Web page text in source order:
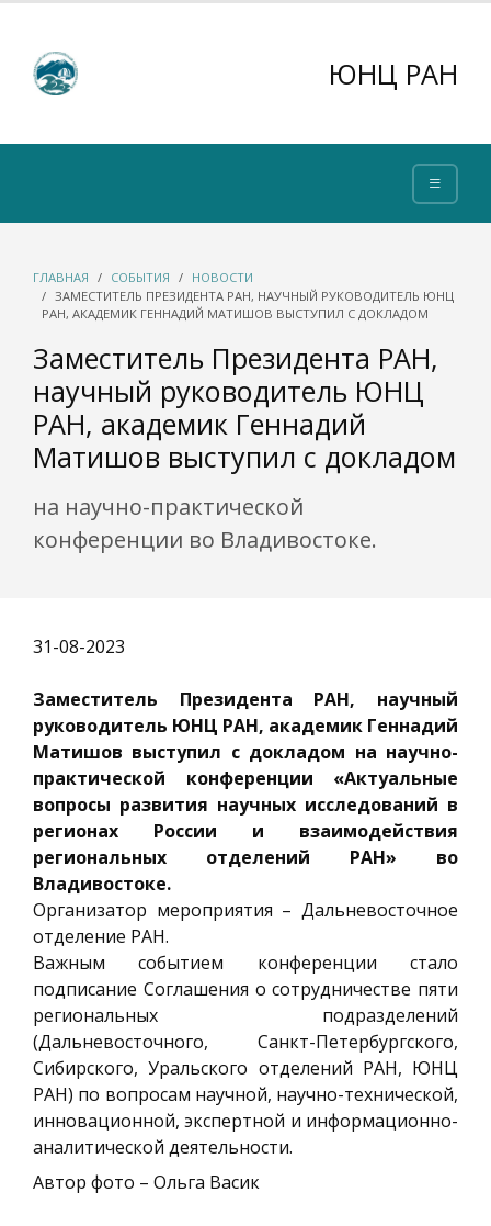
ЮНЦ РАН
ГЛАВНАЯ СОБЫТИЯ
НОВОСТИ
ЗАМЕСТИТЕЛЬ ПРЕЗИДЕНТА РАН, НАУЧНЫЙ РУКОВОДИТЕЛЬ ЮНЦ
РАН, АКАДЕМИК ГЕННАДИЙ МАТИШОВ ВЫСТУПИЛ С ДОКЛАДОМ
Заместитель Президента РАН,
научный руководитель ЮНЦ
РАН, академик Геннадий
Матишов выступил с докладом
на научно-практической
конференции во Владивостоке.
31-08-2023
Заместитель Президента РАН, научный
руководитель ЮНЦ РАН, академик Геннадий
Матишов выступил с докладом на научно-
практической конференции «Актуальные
вопросы развития научных исследований в
регионах России и взаимодействия
региональных отделений РАН» во
Владивостоке.
Организатор мероприятия – Дальневосточное
отделение РАН.
Важным событием конференции стало
подписание Соглашения о сотрудничестве пяти
региональных подразделений
(Дальневосточного, Санкт-Петербургского,
Сибирского, Уральского отделений РАН, ЮНЦ
РАН) по вопросам научной, научно-технической,
инновационной, экспертной и информационно-
аналитической деятельности.
Автор фото – Ольга Васик